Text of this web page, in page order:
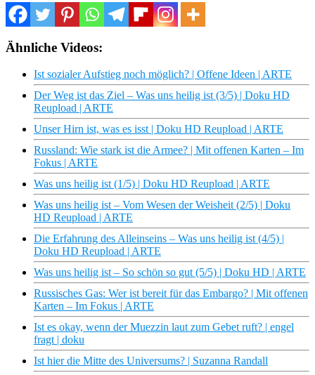
Ähnliche Videos:
Ist sozialer Aufstieg noch möglich? | Offene Ideen | ARTE
Der Weg ist das Ziel – Was uns heilig ist (3/5) | Doku HD
Reupload | ARTE
Unser Hirn ist, was es isst | Doku HD Reupload | ARTE
Russland: Wie stark ist die Armee? | Mit offenen Karten – Im
Fokus | ARTE
Was uns heilig ist (1/5) | Doku HD Reupload | ARTE
Was uns heilig ist – Vom Wesen der Weisheit (2/5) | Doku
HD Reupload | ARTE
Die Erfahrung des Alleinseins – Was uns heilig ist (4/5) |
Doku HD Reupload | ARTE
Was uns heilig ist – So schön so gut (5/5) | Doku HD | ARTE
Russisches Gas: Wer ist bereit für das Embargo? | Mit offenen
Karten – Im Fokus | ARTE
Ist es okay, wenn der Muezzin laut zum Gebet ruft? | engel
fragt | doku
Ist hier die Mitte des Universums? | Suzanna Randall